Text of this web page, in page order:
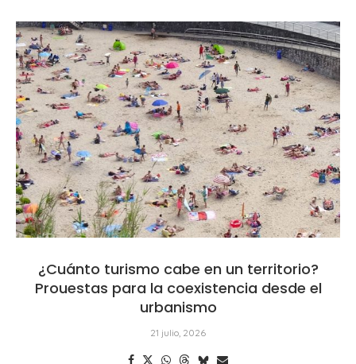
¿Cuánto turismo cabe en un territorio?
Prouestas para la coexistencia desde el
urbanismo
21 julio, 2026